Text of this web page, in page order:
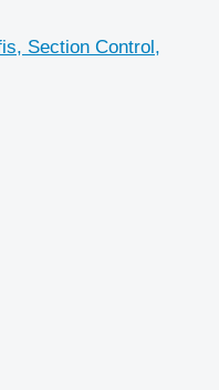
Section Control,